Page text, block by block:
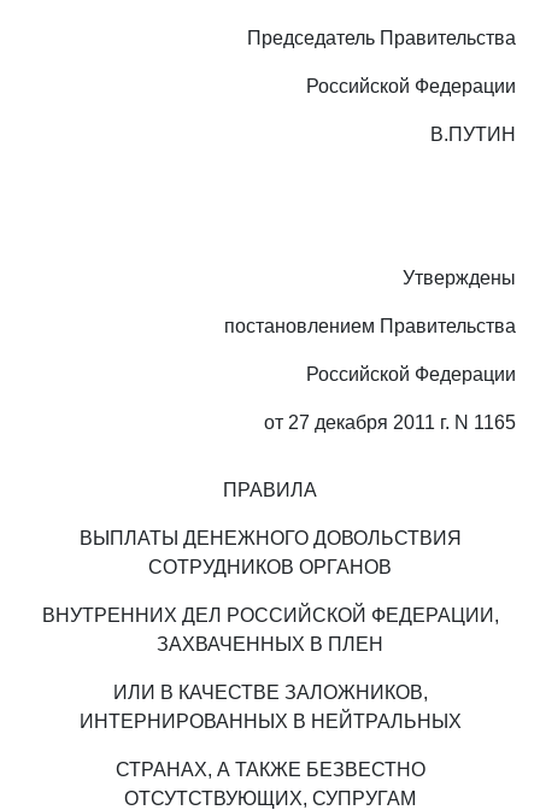
Председатель Правительства
Российской Федерации
В.ПУТИН
Утверждены
постановлением Правительства
Российской Федерации
от 27 декабря 2011 г. N 1165
ПРАВИЛА
ВЫПЛАТЫ ДЕНЕЖНОГО ДОВОЛЬСТВИЯ
СОТРУДНИКОВ ОРГАНОВ
ВНУТРЕННИХ ДЕЛ РОССИЙСКОЙ ФЕДЕРАЦИИ,
ЗАХВАЧЕННЫХ В ПЛЕН
ИЛИ В КАЧЕСТВЕ ЗАЛОЖНИКОВ,
ИНТЕРНИРОВАННЫХ В НЕЙТРАЛЬНЫХ
СТРАНАХ, А ТАКЖЕ БЕЗВЕСТНО
ОТСУТСТВУЮЩИХ, СУПРУГАМ